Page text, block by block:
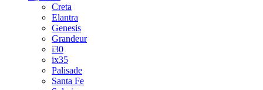
Creta
Elantra
Genesis
Grandeur
i30
ix35
Palisade
Santa Fe